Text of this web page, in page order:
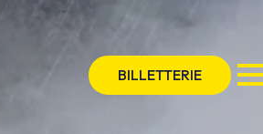
BILLETTERIE